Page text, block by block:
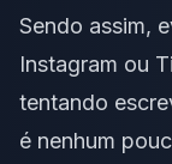
Sendo assim,
Instagram ou
tentando
é nenhum